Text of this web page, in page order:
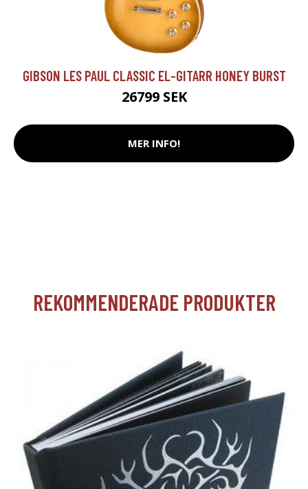
GIBSON LES PAUL CLASSIC EL-GITARR HONEY BURST
26799 SEK
MER INFO!
REKOMMENDERADE PRODUKTER